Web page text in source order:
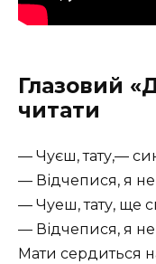
Глазовий
читати
— Чуєш, тату,—
— Відчепися, я
— Чуеш, тату, ще
— Відчепися, я
Мати сердиться